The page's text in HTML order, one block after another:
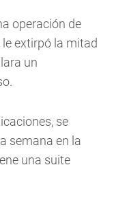
operación de
extirpó la mitad
un
se
semana en la
una suite